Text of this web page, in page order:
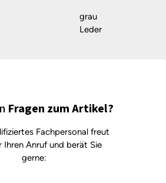
grau
Leder
Fragen zum Artikel?
Fachpersonal freut
Ihren Anruf und berät Sie
gerne: